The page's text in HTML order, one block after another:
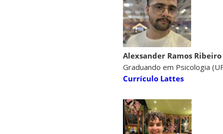
Alexsander Ramos Ribeiro
Graduando em Psicologia
Currículo Lattes